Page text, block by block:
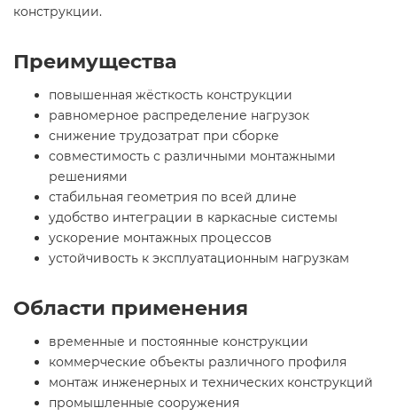
конструкции.
Преимущества
повышенная жёсткость конструкции
равномерное распределение нагрузок
снижение трудозатрат при сборке
совместимость с различными монтажными
решениями
стабильная геометрия по всей длине
удобство интеграции в каркасные системы
ускорение монтажных процессов
устойчивость к эксплуатационным нагрузкам
Области применения
временные и постоянные конструкции
коммерческие объекты различного профиля
монтаж инженерных и технических конструкций
промышленные сооружения